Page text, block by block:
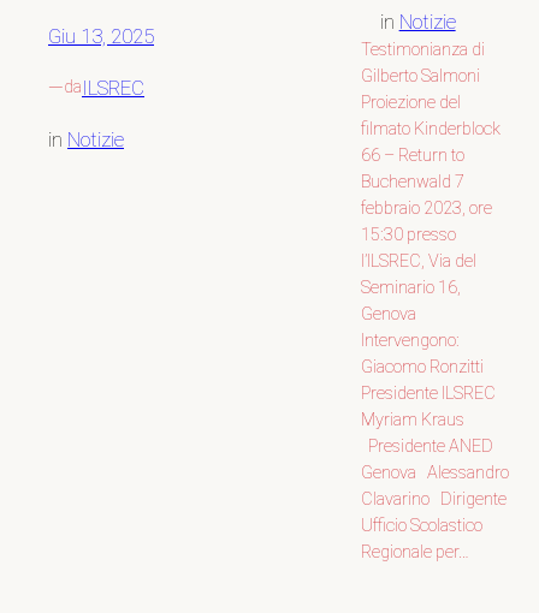
Giu 13, 2025
—daILSREC
in Notizie
in Notizie
Testimonianza di
Gilberto Salmoni
Proiezione del
filmato Kinderblock
66 – Return to
Buchenwald 7
febbraio 2023, ore
15:30 presso
l’ILSREC, Via del
Seminario 16,
Genova
Intervengono:
Giacomo Ronzitti
Presidente ILSREC
Myriam Kraus
Presidente ANED
Genova Alessandro
Clavarino Dirigente
Ufficio Scolastico
Regionale per…